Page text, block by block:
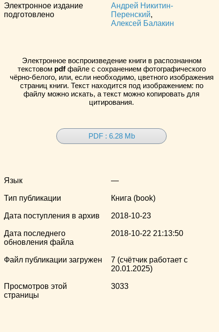
Электронное издание
подготовлено
Андрей Никитин-
Перенский,
Алексей Балакин
Электронное воспроизведение книги в распознанном
текстовом pdfфайле с сохранением фотографического
чёрно-белого, или, если необходимо, цветного изображения
страниц книги. Текст находится под изображением: по
файлу можно искать, а текст можно копировать для
цитирования.
PDF : 6.28 Mb
Язык —
Тип публикации Книга (book)
Дата поступления в архив 2018-10-23
Дата последнего
обновления файла
2018-10-22 21:13:50
Файл публикации загружен
7 (счётчик работает с
20.01.2025)
Просмотров этой
страницы
3033